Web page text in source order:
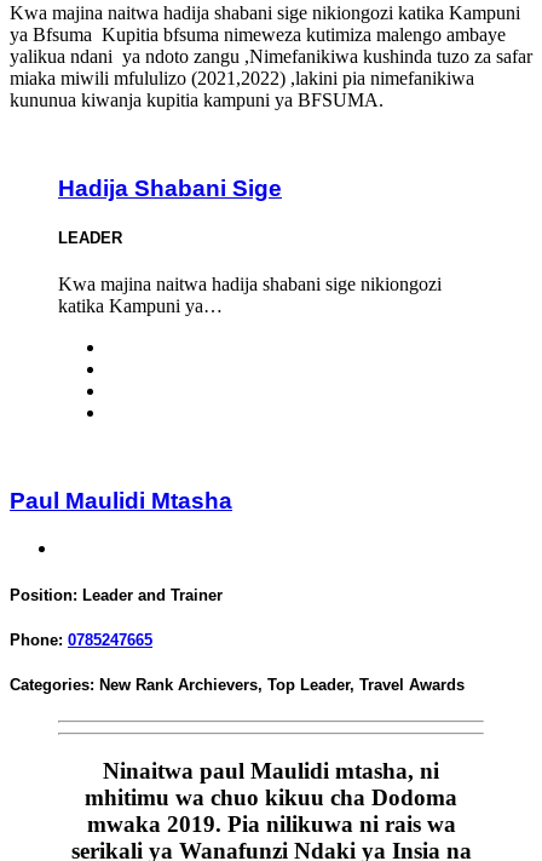
Kwa majina naitwa hadija shabani sige nikiongozi katika Kampuni
ya Bfsuma Kupitia bfsuma nimeweza kutimiza malengo ambaye
yalikua ndani ya ndoto zangu ,Nimefanikiwa kushinda tuzo za safar
miaka miwili mfululizo (2021,2022) ,lakini pia nimefanikiwa
kununua kiwanja kupitia kampuni ya BFSUMA.
Hadija Shabani Sige
LEADER
Kwa majina naitwa hadija shabani sige nikiongozi
katika Kampuni ya…
Paul Maulidi Mtasha
Position: Leader and Trainer
Phone: 0785247665
Categories: New Rank Archievers, Top Leader, Travel Awards
Ninaitwa paul Maulidi mtasha, ni
mhitimu wa chuo kikuu cha Dodoma
mwaka 2019. Pia nilikuwa ni rais wa
serikali ya Wanafunzi Ndaki ya Insia na